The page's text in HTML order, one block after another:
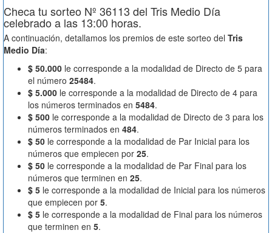
Checa tu sorteo Nº 36113 del Tris Medio Día
celebrado a las 13:00 horas.
A continuación, detallamos los premios de este sorteo del Tris
Medio Día:
$ 50.000 le corresponde a la modalidad de Directo de 5 para
el número 25484.
$ 5.000 le corresponde a la modalidad de Directo de 4 para
los números terminados en 5484.
$ 500 le corresponde a la modalidad de Directo de 3 para los
números terminados en 484.
$ 50 le corresponde a la modalidad de Par Inicial para los
números que empiecen por 25.
$ 50 le corresponde a la modalidad de Par Final para los
números que terminen en 25.
$ 5 le corresponde a la modalidad de Inicial para los números
que empiecen por 5.
$ 5 le corresponde a la modalidad de Final para los números
que terminen en 5.